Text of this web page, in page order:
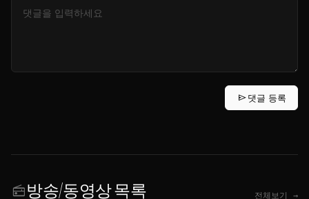
send댓글 등록
radio방송/동영상 목록 전체보기 →